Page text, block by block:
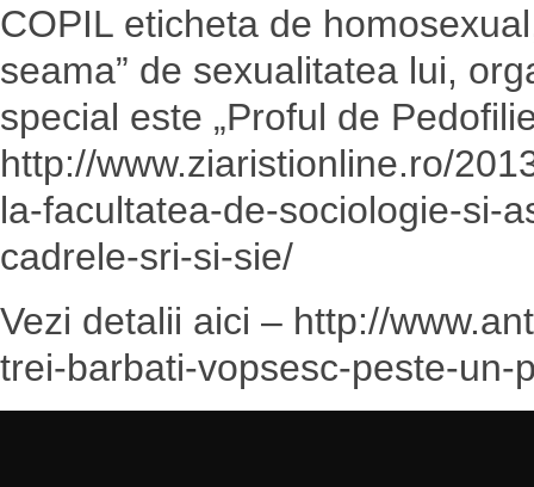
COPIL eticheta de
seama” de sexualitatea lui,
special este „Proful de
http://www.ziaristionline.ro/
la-facultatea-de-sociologie-si-
cadrele-sri-si-sie/
Vezi detalii aici – http://
trei-barbati-vopsesc-peste-